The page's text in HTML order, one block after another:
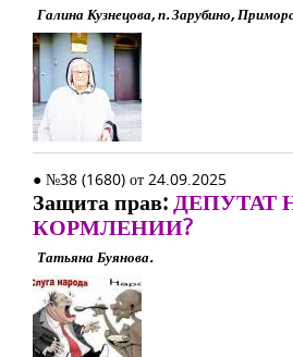
Галина Кузнецова, п. Зарубино,
● №38 (1680) от 24.09.2025
Защита прав:ДЕПУТАТ
КОРМЛЕНИИ?
Татьяна Буянова.